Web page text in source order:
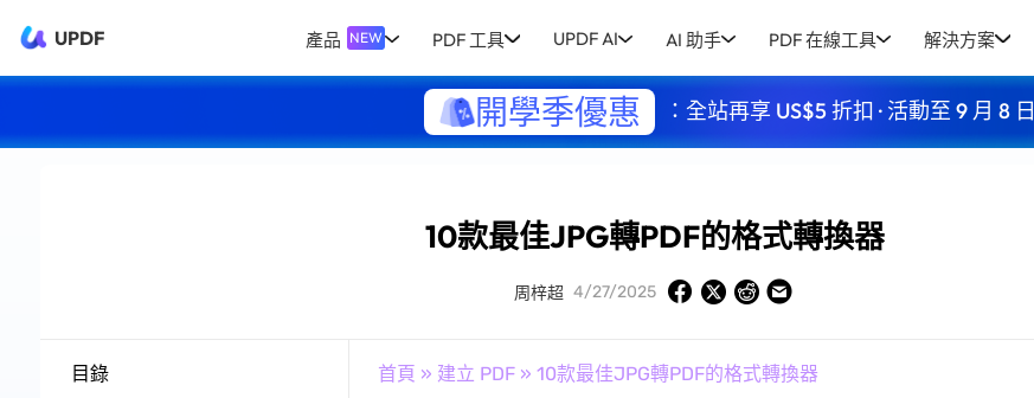
UPDF 產品 NEW PDF 工具 UPDF AI AI 助手 PDF 在線工具 解決方案
開學季優惠 ：全站再享 US$5 折扣 · 活動至 9 月 8 日
10款最佳JPG轉PDF的格式轉換器
周梓超 4/27/2025
目錄 首頁 » 建立 PDF» 10款最佳JPG轉PDF的格式轉換器